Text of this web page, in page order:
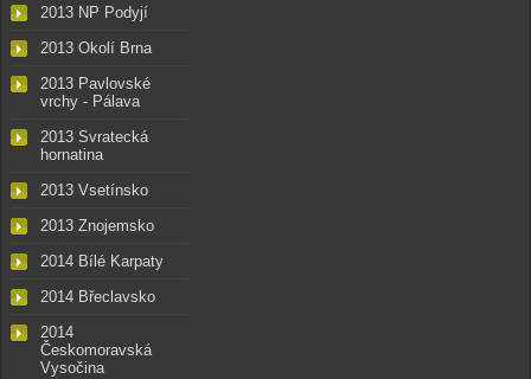
2013 NP Podyjí
2013 Okolí Brna
2013 Pavlovské
vrchy - Pálava
2013 Svratecká
hornatina
2013 Vsetínsko
2013 Znojemsko
2014 Bílé Karpaty
2014 Břeclavsko
2014
Českomoravská
Vysočina